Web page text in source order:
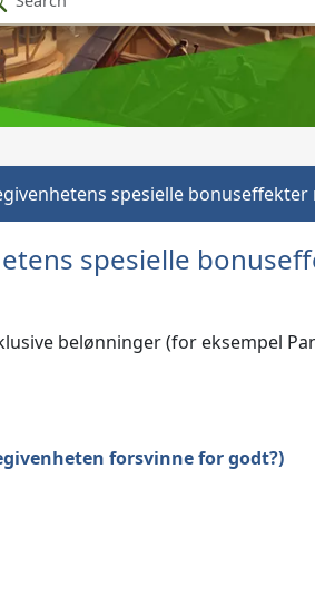
spesielle
spesielle
belønninger (for eksempel
forsvinne for godt?)